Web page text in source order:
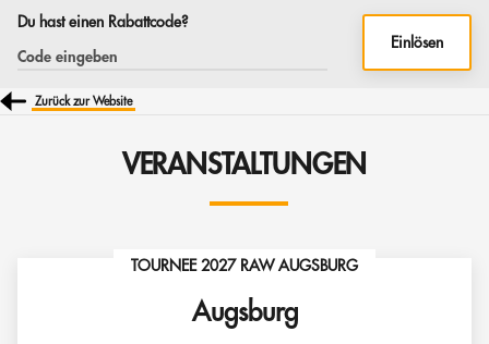
Du hast einen Rabattcode?
Einlösen
Zurück zur Website
VERANSTALTUNGEN
TOURNEE 2027 RAW AUGSBURG
Augsburg